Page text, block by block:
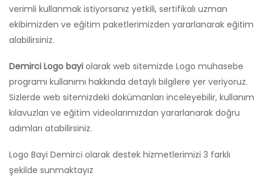
verimli kullanmak istiyorsanız yetkili, sertifikalı uzman
ekibimizden ve eğitim paketlerimizden yararlanarak eğitim
alabilirsiniz.
Demirci Logo bayi olarak web sitemizde Logo muhasebe
programı kullanımı hakkında detaylı bilgilere yer veriyoruz.
Sizlerde web sitemizdeki dokümanları inceleyebilir, kullanım
kılavuzları ve eğitim videolarımızdan yararlanarak doğru
adımları atabilirsiniz.
Logo Bayi Demirci olarak destek hizmetlerimizi 3 farklı
şekilde sunmaktayız